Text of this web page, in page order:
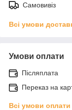
Самовивіз
Всі умови
Умови оплати
Післяплата
Переказ на
Всі умови оплати